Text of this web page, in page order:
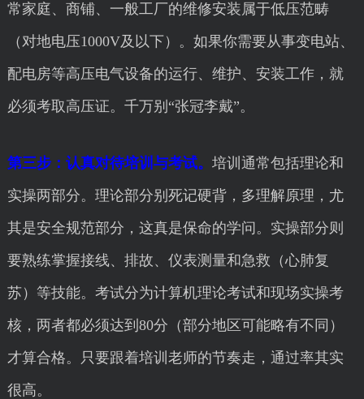
常家庭、商铺、一般工厂的维修安装属于低压范畴
（对地电压1000V及以下）。如果你需要从事变电站、
配电房等高压电气设备的运行、维护、安装工作，就
必须考取高压证。千万别“张冠李戴”。
第三步：认真对待培训与考试。 培训通常包括理论和
实操两部分。理论部分别死记硬背，多理解原理，尤
其是安全规范部分，这真是保命的学问。实操部分则
要熟练掌握接线、排故、仪表测量和急救（心肺复
苏）等技能。考试分为计算机理论考试和现场实操考
核，两者都必须达到80分（部分地区可能略有不同）
才算合格。只要跟着培训老师的节奏走，通过率其实
很高。